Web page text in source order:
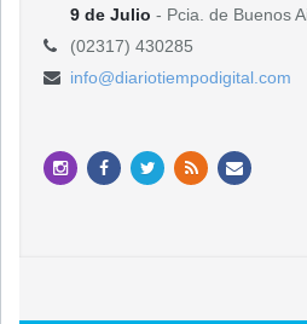
9 de Julio - Pcia. de Buenos
(02317) 430285
info@diariotiempodigital.com